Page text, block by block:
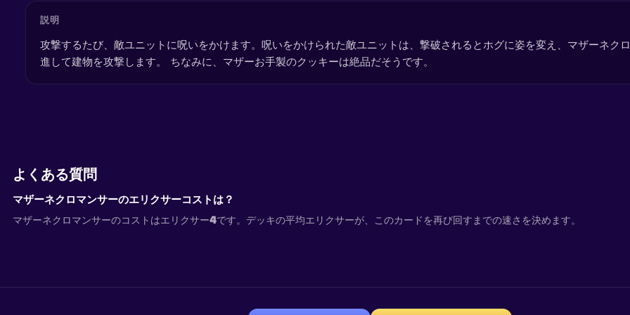
説明
攻撃するたび、敵ユニットに呪いをかけます。呪いをかけられた敵ユニットは、撃破されるとホグに姿を変え、マザーネク
進して建物を攻撃します。 ちなみに、マザーお手製のクッキーは絶品だそうです。
よくある質問
マザーネクロマンサーのエリクサーコストは？
マザーネクロマンサーのコストはエリクサー4です。デッキの平均エリクサーが、このカードを再び回すまでの速さを決めます。